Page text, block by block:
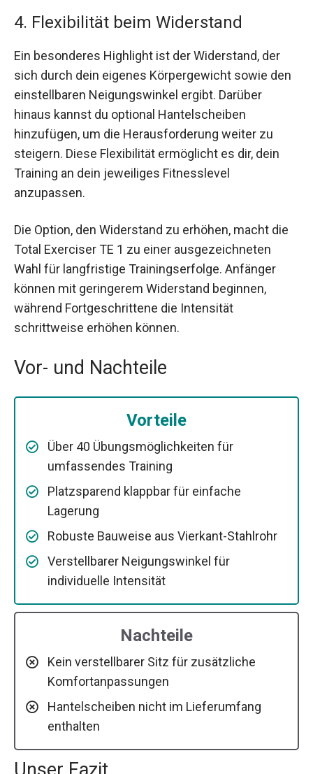
4. Flexibilität beim Widerstand
Ein besonderes Highlight ist der Widerstand, der
sich durch dein eigenes Körpergewicht sowie den
einstellbaren Neigungswinkel ergibt. Darüber
hinaus kannst du optional Hantelscheiben
hinzufügen, um die Herausforderung weiter zu
steigern. Diese Flexibilität ermöglicht es dir, dein
Training an dein jeweiliges Fitnesslevel
anzupassen.
Die Option, den Widerstand zu erhöhen, macht die
Total Exerciser TE 1 zu einer ausgezeichneten
Wahl für langfristige Trainingserfolge. Anfänger
können mit geringerem Widerstand beginnen,
während Fortgeschrittene die Intensität
schrittweise erhöhen können.
Vor- und Nachteile
Vorteile
Über 40 Übungsmöglichkeiten für
umfassendes Training
Platzsparend klappbar für einfache
Lagerung
Robuste Bauweise aus Vierkant-Stahlrohr
Verstellbarer Neigungswinkel für
individuelle Intensität
Nachteile
Kein verstellbarer Sitz für zusätzliche
Komfortanpassungen
Hantelscheiben nicht im Lieferumfang
enthalten